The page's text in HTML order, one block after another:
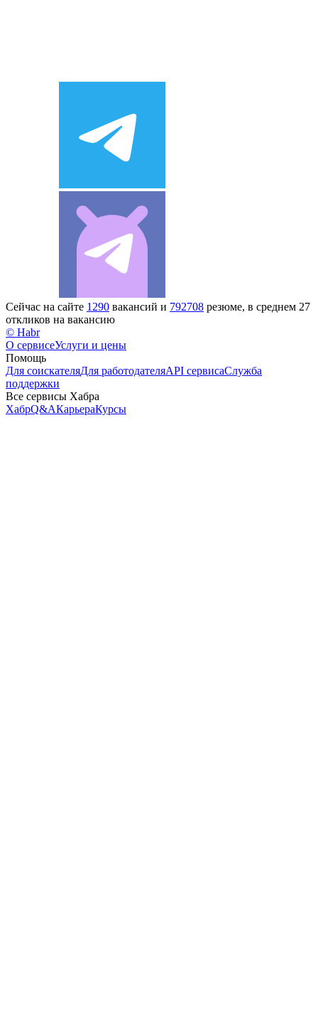
Сейчас на сайте 1290 вакансий и 792708 резюме, в среднем 27
откликов на вакансию
© Habr
О сервисеУслуги и цены
Помощь
Для соискателяДля работодателяAPI сервисаСлужба
поддержки
Все сервисы Хабра
ХабрQ&AКарьераКурсы